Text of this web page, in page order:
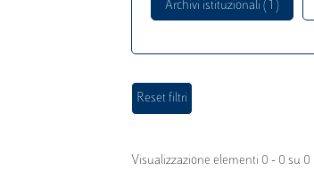
Archivi istituzionali ( 1 )
Visualizzazione elementi 0 - 0 su 0